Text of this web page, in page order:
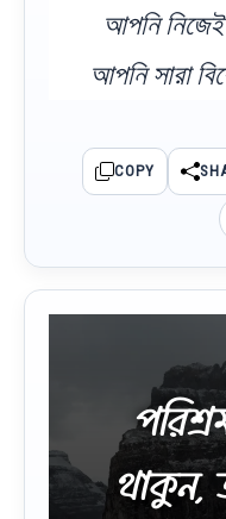
আপনি নিজেই
আপনি সারা
COPY
থাকুন,